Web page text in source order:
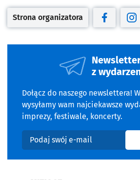
Otwiera się w nowej karcie
Strona organizatora
Otwiera
z
Dołącz do naszego newslettera!
wysyłamy wam najciekawsze
imprezy, festiwale, koncerty.
Podaj swój e-mail